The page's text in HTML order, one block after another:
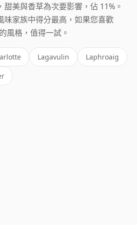
美與香草為次要影響，佔 11%。
味家族中得分最高，如果您喜歡
風格，值得一試。
Lagavulin Laphroaig